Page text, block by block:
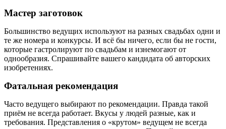
Мастер заготовок
Большинство ведущих используют на разных свадьбах одни и
те же номера и конкурсы. И всё бы ничего, если бы не гости,
которые гастролируют по свадьбам и изнемогают от
однообразия. Спрашивайте вашего кандидата об авторских
изобретениях.
Фатальная рекомендация
Часто ведущего выбирают по рекомендации. Правда такой
приём не всегда работает. Вкусы у людей разные, как и
требования. Представления о «крутом» ведущем не всегда